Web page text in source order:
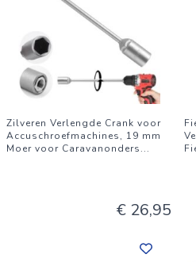
Zilveren Verlengde Crank voor
Accuschroefmachines, 19 mm
Moer voor Caravanonders...
€ 26,95